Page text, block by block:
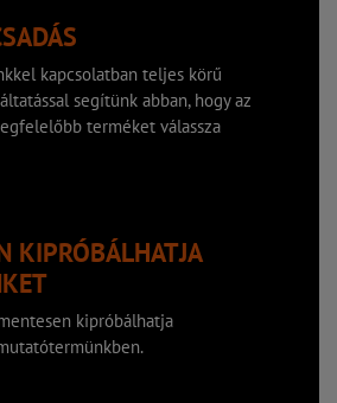
kapcsolatban teljes körű
segítünk abban, hogy az
terméket válassza
KIPRÓBÁLHATJA
kipróbálhatja